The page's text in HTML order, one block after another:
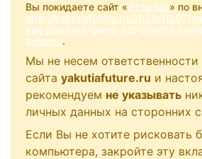
Вы покидаете сайт «Этэрбэс» по
http://yakutiafuture.ru/2023/10/07/
kak-pobitaya-giena-set-otvetila-
belomu/.
Мы не несем
сайта yakutiafuture.ru и
рекомендуем не указывать
личных данных на сторонних
Если Вы не хотите рисковать
компьютера, закройте эту